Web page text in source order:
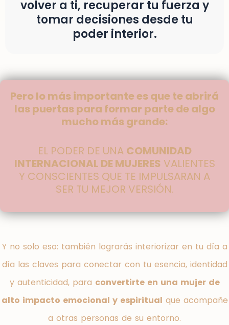
volver a ti, recuperar tu fuerza y
tomar decisiones desde tu
poder interior.
Pero lo más importante es que te abrirá
las puertas para formar parte de algo
mucho más grande:
EL PODER DE UNA COMUNIDAD
INTERNACIONAL DE MUJERES VALIENTES
Y CONSCIENTES QUE TE IMPULSARAN A
SER TU MEJOR VERSIÓN.
Y no solo eso: también lograrás interiorizar en tu día a
día las claves para conectar con tu esencia, identidad
y autenticidad, para convertirte en una mujer de
alto impacto emocional y espiritual que acompañe
a otras personas de su entorno.